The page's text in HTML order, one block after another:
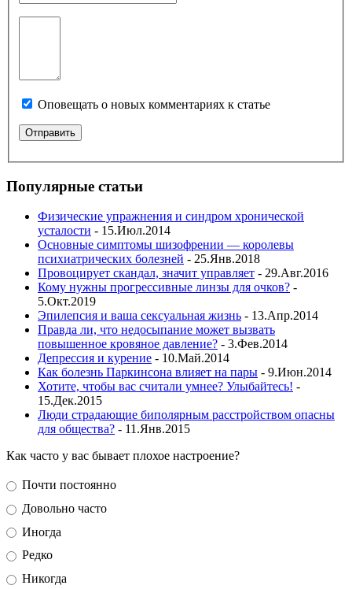
Оповещать о новых комментариях к статье
Популярные статьи
Физические упражнения и синдром хронической
усталости - 15.Июл.2014
Основные симптомы шизофрении — королевы
психиатрических болезней - 25.Янв.2018
Провоцирует скандал, значит управляет - 29.Авг.2016
Кому нужны прогрессивные линзы для очков? -
5.Окт.2019
Эпилепсия и ваша сексуальная жизнь - 13.Апр.2014
Правда ли, что недосыпание может вызвать
повышенное кровяное давление? - 3.Фев.2014
Депрессия и курение - 10.Май.2014
Как болезнь Паркинсона влияет на пары - 9.Июн.2014
Хотите, чтобы вас считали умнее? Улыбайтесь! -
15.Дек.2015
Люди страдающие биполярным расстройством опасны
для общества? - 11.Янв.2015
Как часто у вас бывает плохое настроение?
Почти постоянно
Довольно часто
Иногда
Редко
Никогда